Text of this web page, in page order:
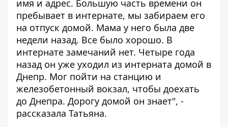
имя и адрес. Большую часть времени он
пребывает в интернате, мы забираем его
на отпуск домой. Мама у него была две
недели назад. Все было хорошо. В
интернате замечаний нет. Четыре года
назад он уже уходил из интерната домой в
Днепр. Мог пойти на станцию и
железобетонный вокзал, чтобы доехать
до Днепра. Дорогу домой он знает", -
рассказала Татьяна.